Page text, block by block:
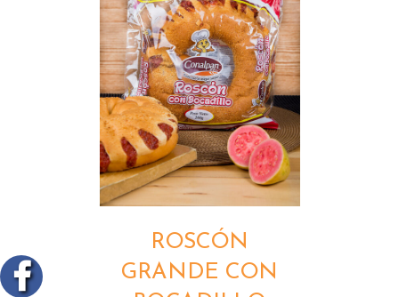
DETALLES
ROSCÓN
GRANDE CON